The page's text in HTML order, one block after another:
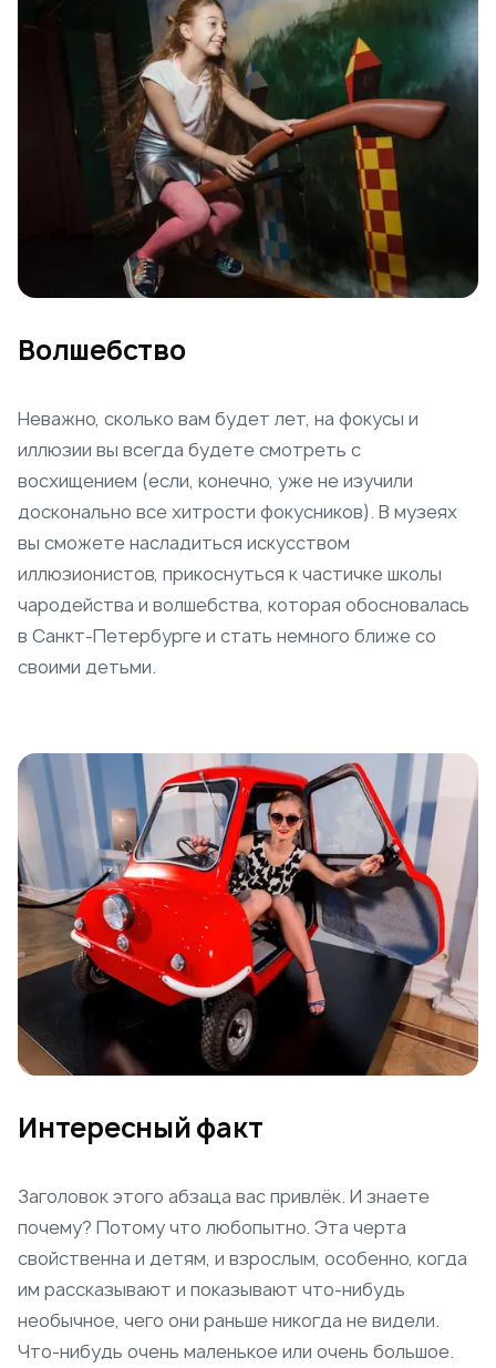
Волшебство
Неважно, сколько вам будет лет, на фокусы и
иллюзии вы всегда будете смотреть с
восхищением (если, конечно, уже не изучили
досконально все хитрости фокусников). В музеях
вы сможете насладиться искусством
иллюзионистов, прикоснуться к частичке школы
чародейства и волшебства, которая обосновалась
в Санкт-Петербурге и стать немного ближе со
своими детьми.
Интересный факт
Заголовок этого абзаца вас привлёк. И знаете
почему? Потому что любопытно. Эта черта
свойственна и детям, и взрослым, особенно, когда
им рассказывают и показывают что-нибудь
необычное, чего они раньше никогда не видели.
Что-нибудь очень маленькое или очень большое.